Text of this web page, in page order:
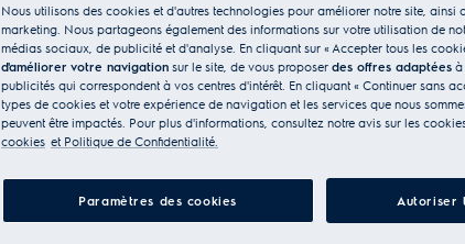
Nous utilisons des cookies et d'autres technologies pour améliorer notre site, ainsi
marketing. Nous partageons également des informations sur votre utilisation de
médias sociaux, de publicité et d'analyse. En cliquant sur « Accepter tous les
d'améliorer votre navigation sur le site, de vous proposer des offres adaptées à
publicités qui correspondent à vos centres d'intérêt. En cliquant « Continuer sans
types de cookies et votre expérience de navigation et les services que nous
peuvent être impactés. Pour plus d'informations, consultez notre avis sur les
cookies et Politique de Confidentialité.
Paramètres des cookies Autoriser